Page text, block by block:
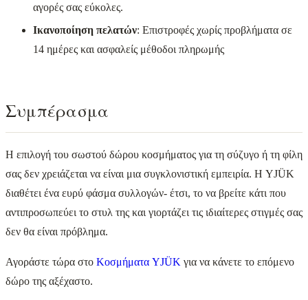
αγορές σας εύκολες.
Ικανοποίηση πελατών: Επιστροφές χωρίς προβλήματα σε
14 ημέρες και ασφαλείς μέθοδοι πληρωμής
Συμπέρασμα
Η επιλογή του σωστού δώρου κοσμήματος για τη σύζυγο ή τη φίλη
σας δεν χρειάζεται να είναι μια συγκλονιστική εμπειρία. Η YJÜK
διαθέτει ένα ευρύ φάσμα συλλογών- έτσι, το να βρείτε κάτι που
αντιπροσωπεύει το στυλ της και γιορτάζει τις ιδιαίτερες στιγμές σας
δεν θα είναι πρόβλημα.
Αγοράστε τώρα στο Κοσμήματα YJÜK για να κάνετε το επόμενο
δώρο της αξέχαστο.